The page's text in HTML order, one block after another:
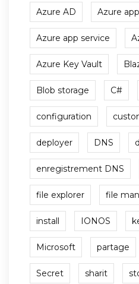
Azure AD Azure app
Azure app service
Azure Key Vault
Blob storage C#
configuration
deployer DNS
enregistrement DNS
file explorer file
install IONOS
Microsoft partage
Secret sharit